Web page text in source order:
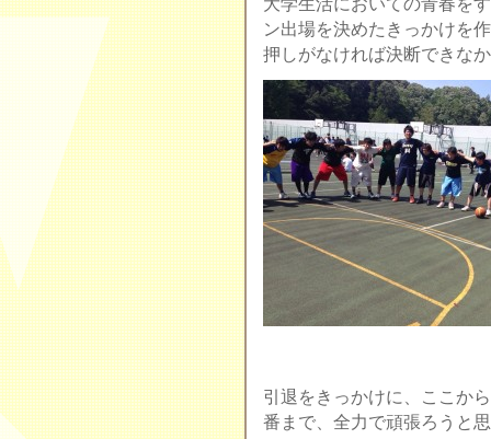
大学生活においての青春を
ン出場を決めたきっかけを
押しがなければ決断できな
引退をきっかけに、ここか
番まで、全力で頑張ろうと